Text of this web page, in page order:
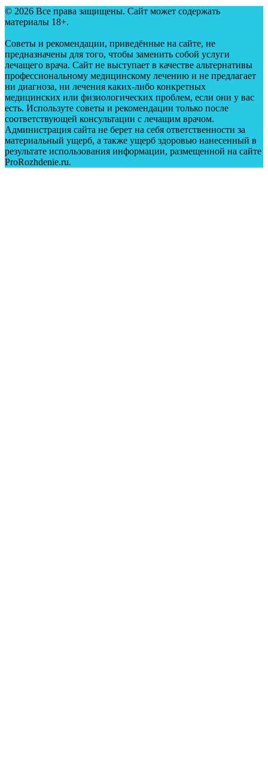
© 2026 Все права защищены. Сайт может содержать
материалы 18+.
Советы и рекомендации, приведённые на сайте, не
предназначены для того, чтобы заменить собой услуги
лечащего врача. Сайт не выступает в качестве альтернативы
профессиональному медицинскому лечению и не предлагает
ни диагноза, ни лечения каких-либо конкретных
медицинских или физиологических проблем, если они у вас
есть. Используте советы и рекомендации только после
соответствующей консультации с лечащим врачом.
Администрация сайта не берет на себя ответственности за
материальный ущерб, а также ущерб здоровью нанесенный в
результате использования информации, размещенной на сайте
ProRozhdenie.ru.